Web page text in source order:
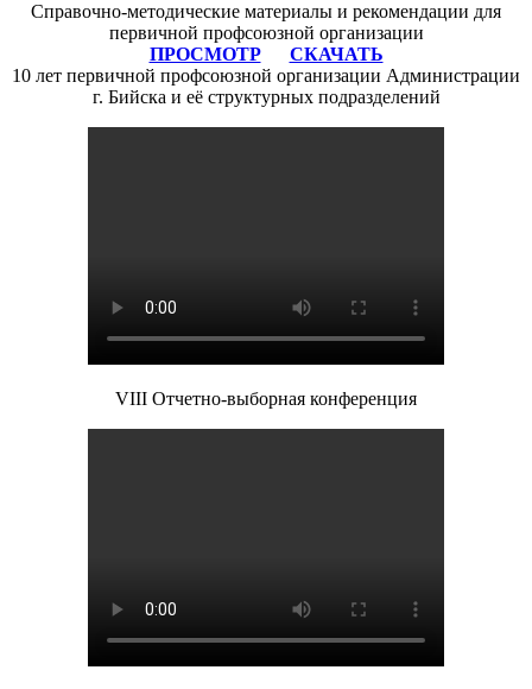
Справочно-методические материалы и рекомендации для
первичной профсоюзной организации
ПРОСМОТР
СКАЧАТЬ
10 лет первичной профсоюзной организации Администрации
г. Бийска и её структурных подразделений
VIII Отчетно-выборная конференция